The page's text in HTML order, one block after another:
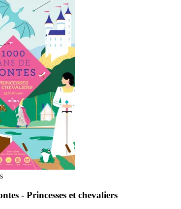
- Princesses et chevaliers